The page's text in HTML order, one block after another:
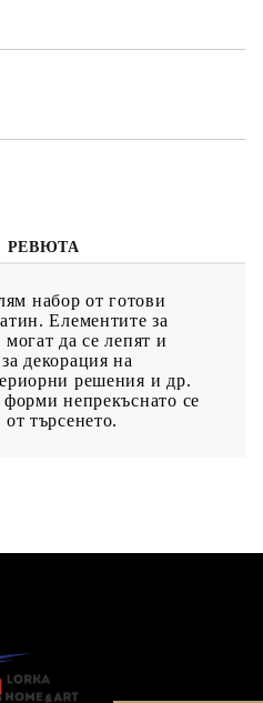
РЕВЮТА
набор от готови
Елементите за
да се лепят и
декорация на
решения и др.
непрекъснато се
търсенето.